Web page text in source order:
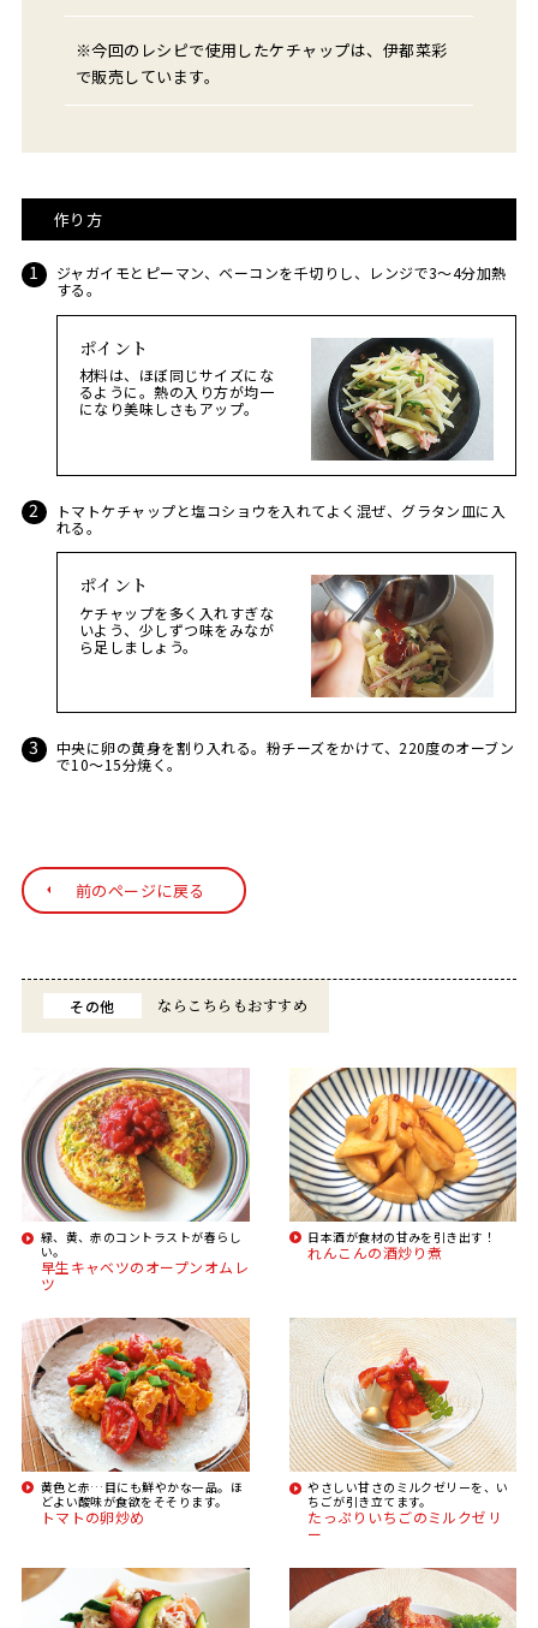
※今回のレシピで使用したケチャップは、伊都菜彩
で販売しています。
作り方
ジャガイモとピーマン、ベーコンを千切りし、レンジで3～4分加熱
する。
ポイント
材料は、ほぼ同じサイズにな
るように。熱の入り方が均一
になり美味しさもアップ。
トマトケチャップと塩コショウを入れてよく混ぜ、グラタン皿に入
れる。
ポイント
ケチャップを多く入れすぎな
いよう、少しずつ味をみなが
ら足しましょう。
中央に卵の黄身を割り入れる。粉チーズをかけて、220度のオーブン
で10～15分焼く。
前のページに戻る
その他 ならこちらもおすすめ
緑、黄、赤のコントラストが春らし
い。
早生キャベツのオープンオムレ
ツ
日本酒が食材の甘みを引き出す！
れんこんの酒炒り煮
黄色と赤…目にも鮮やかな一品。ほ
どよい酸味が食欲をそそります。
トマトの卵炒め
やさしい甘さのミルクゼリーを、い
ちごが引き立てます。
たっぷりいちごのミルクゼリ
ー